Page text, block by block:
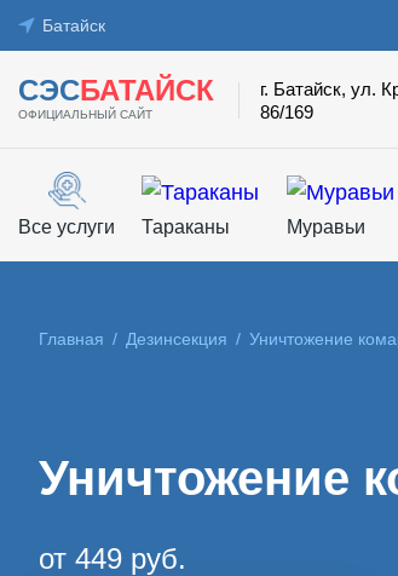
Батайск
СЭСБАТАЙСК
ОФИЦИАЛЬНЫЙ САЙТ
г. Батайск, ул.
86/169
Все услуги Тараканы Муравьи
Главная / Дезинсекция / Уничтожение
Уничтожение
от 449 руб.